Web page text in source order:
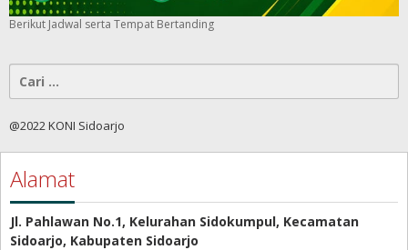
Berikut Jadwal serta Tempat Bertanding
Cari
untuk:
@2022 KONI Sidoarjo
Alamat
Jl. Pahlawan No.1, Kelurahan Sidokumpul, Kecamatan
Sidoarjo, Kabupaten Sidoarjo